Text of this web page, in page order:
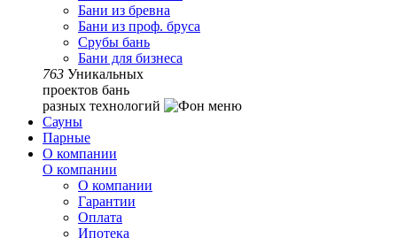
Бани из бревна
Бани из проф. бруса
Срубы бань
Бани для бизнеса
763 Уникальных
проектов бань
разных технологий
Сауны
Парные
О компании
О компании
О компании
Гарантии
Оплата
Ипотека